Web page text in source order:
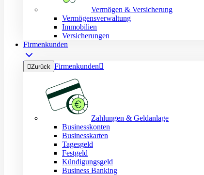
Vermögen & Versicherung
Vermögensverwaltung
Immobilien
Versicherungen
Firmenkunden
Zurück Firmenkunden
Zahlungen & Geldanlage
Businesskonten
Businesskarten
Tagesgeld
Festgeld
Kündigungsgeld
Business Banking